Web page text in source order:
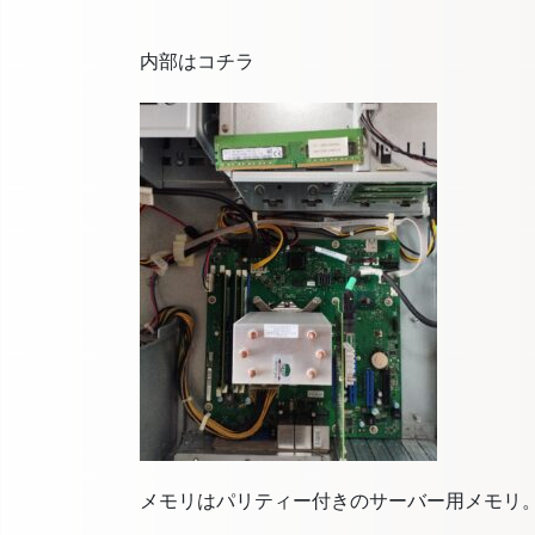
内部はコチラ
メモリはパリティー付きのサーバー用メモリ